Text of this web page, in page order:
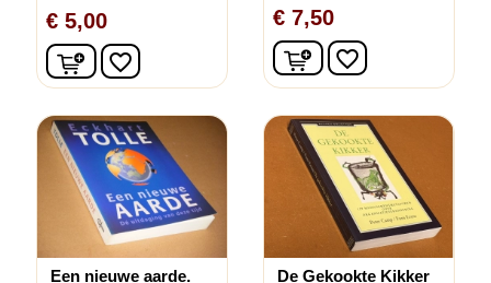
€ 5,00
In winkelwagen
favorite_border
€ 7,50
In winkelwagen
favorite_border
Een nieuwe aarde.
De Gekookte Kikker